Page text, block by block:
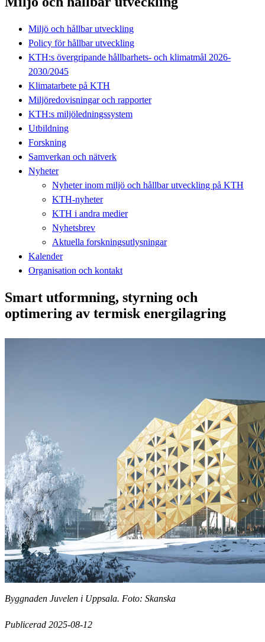
Miljö och hållbar utveckling
Policy för hållbar utveckling
KTH:s övergripande hållbarhets- och klimatmål 2026-
2030/2045
Klimatarbete på KTH
Miljöredovisningar och rapporter
KTH:s miljöledningssystem
Utbildning
Forskning
Samverkan och nätverk
Nyheter
Nyheter inom miljö och hållbar utveckling på KTH
KTH-nyheter
KTH i andra medier
Nyhetsbrev
Aktuella forskningsutlysningar
Kalender
Organisation och kontakt
Smart utformning, styrning och
optimering av termisk energilagring
Byggnaden Juvelen i Uppsala. Foto: Skanska
Publicerad 2025-08-12